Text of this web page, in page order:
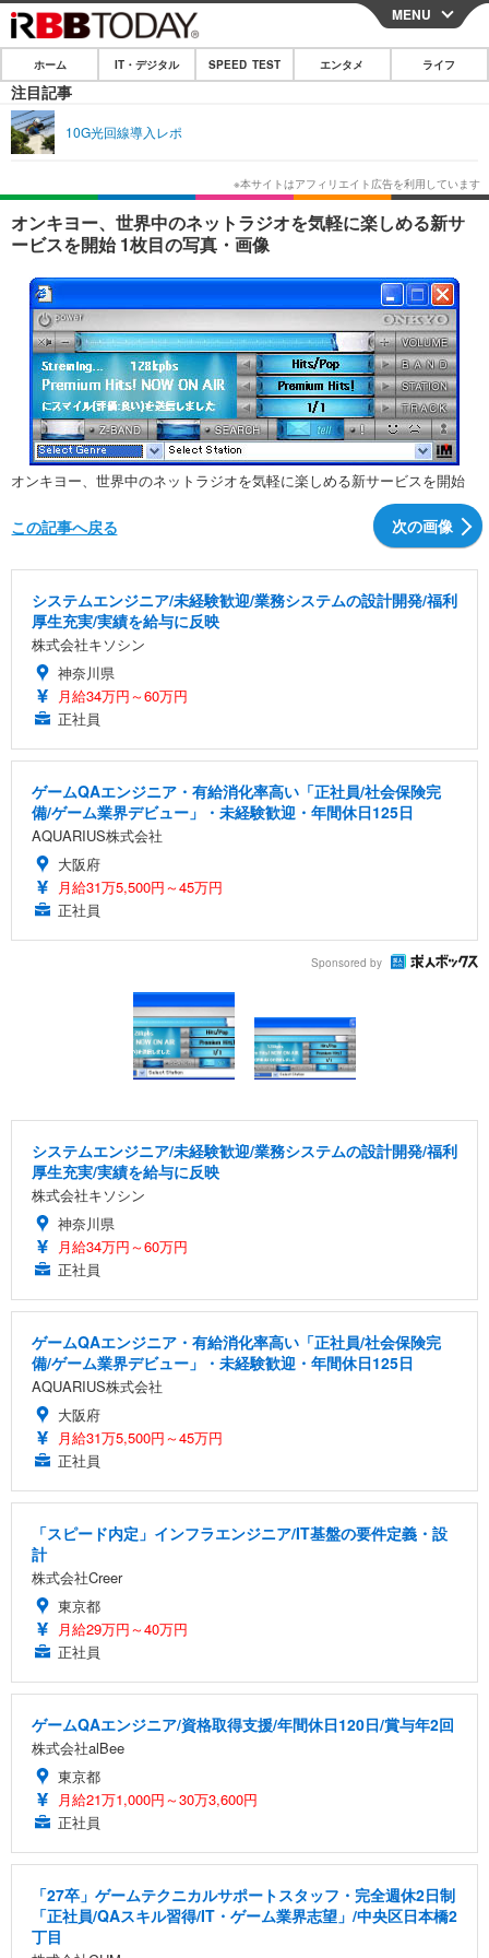
CLOSE
ホーム
IT・デジタル
ネタ ガジェット・ツール
ショッピング
エンタメ
エンタメTOP
韓流・K-POP 韓国・芸能
音楽 スポーツ
グラビア ブログ
ショッピング その他
ライフ
ライフTOP グルメ
ペット ショッピング
その他
リリース一覧
プッシュ通知の停止方法
MENU
ホーム IT・デジタル SPEED TEST エンタメ ライフ
注目記事
10G光回線導入レポ
オンキヨー、世界中のネットラジオを気軽に楽しめる新サ
ービスを開始 1枚目の写真・画像
オンキヨー、世界中のネットラジオを気軽に楽しめる新サービスを開始
次の画像
この記事へ戻る
システムエンジニア/未経験歓迎/業務システムの設計開発/福利
厚生充実/実績を給与に反映
株式会社キソシン
神奈川県
月給34万円～60万円
正社員
ゲームQAエンジニア・有給消化率高い「正社員/社会保険完
備/ゲーム業界デビュー」・未経験歓迎・年間休日125日
AQUARIUS株式会社
大阪府
月給31万5,500円～45万円
正社員
Sponsored by
システムエンジニア/未経験歓迎/業務システムの設計開発/福利
厚生充実/実績を給与に反映
株式会社キソシン
神奈川県
月給34万円～60万円
正社員
ゲームQAエンジニア・有給消化率高い「正社員/社会保険完
備/ゲーム業界デビュー」・未経験歓迎・年間休日125日
AQUARIUS株式会社
大阪府
月給31万5,500円～45万円
正社員
「スピード内定」インフラエンジニア/IT基盤の要件定義・設
計
株式会社Creer
東京都
月給29万円～40万円
正社員
ゲームQAエンジニア/資格取得支援/年間休日120日/賞与年2回
株式会社alBee
東京都
月給21万1,000円～30万3,600円
正社員
「27卒」ゲームテクニカルサポートスタッフ・完全週休2日制
「正社員/QAスキル習得/IT・ゲーム業界志望」/中央区日本橋2
丁目